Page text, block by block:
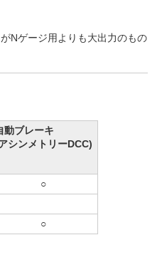
Nゲージ用よりも大出力のもの
動ブレーキ
シンメトリーDCC)
○
○